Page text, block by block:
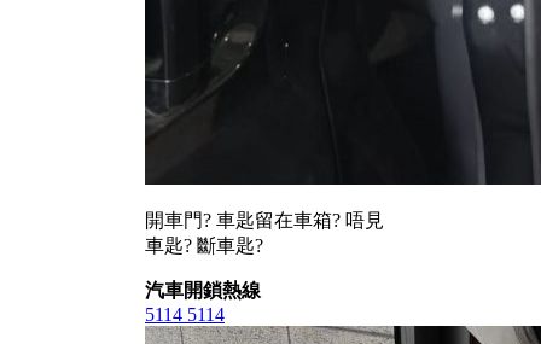
開車門? 車匙留在車箱? 唔見
車匙? 斷車匙?
汽車開鎖熱線
5114 5114